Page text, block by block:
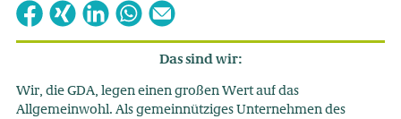
Das sind wir:
Wir, die GDA, legen einen großen Wert auf das
Allgemeinwohl. Als gemeinnütziges Unternehmen des